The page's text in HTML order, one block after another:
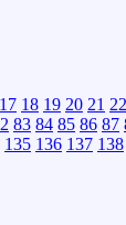
17 18 19 20 21 22
83 84 85 86 87
135 136 137 138